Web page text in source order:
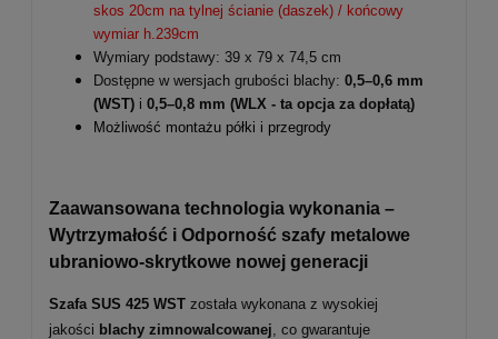
skos 20cm na tylnej ścianie (daszek) / końcowy
wymiar h.239cm
Wymiary podstawy: 39 x 79 x 74,5 cm
Dostępne w wersjach grubości blachy: 0,5–0,6 mm
(WST) i 0,5–0,8 mm (WLX - ta opcja za dopłatą)
Możliwość montażu półki i przegrody
Zaawansowana technologia wykonania –
Wytrzymałość i Odporność szafy metalowe
ubraniowo-skrytkowe nowej generacji
Szafa SUS 425 WST została wykonana z wysokiej
jakości blachy zimnowalcowanej , co gwarantuje